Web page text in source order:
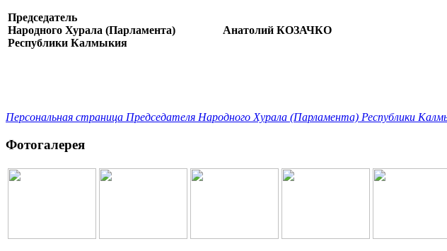
Председатель
Народного Хурала (Парламента)
Республики Калмыкия
Анатолий КОЗАЧКО
Персональная страница Председателя Народного Хурала (Парламента) Республики
Фотогалерея